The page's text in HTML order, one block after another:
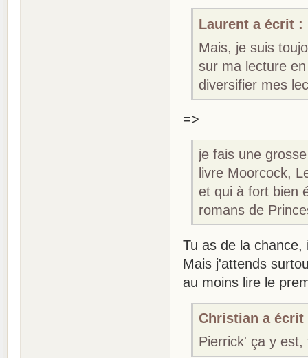
Laurent a écrit :
Mais, je suis
sur ma lecture
diversifier mes
=>
je fais une
livre Moorcock,
et qui à fort bien
romans de
Tu as de la
Mais j'attends
au moins lire le
Christian a écrit
Pierrick' ça y